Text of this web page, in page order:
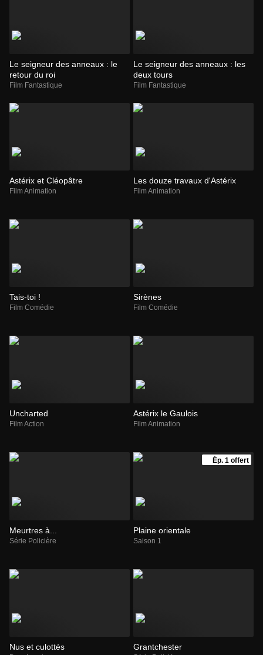
Le seigneur des anneaux : le
retour du roi
Film Fantastique
Le seigneur des anneaux : les
deux tours
Film Fantastique
Astérix et Cléopâtre
Film Animation
Les douze travaux d'Astérix
Film Animation
Tais-toi !
Film Comédie
Sirènes
Film Comédie
Uncharted
Film Action
Astérix le Gaulois
Film Animation
Meurtres à...
Série Policière
Ép. 1 offert
Plaine orientale
Saison 1
Nus et culottés Grantchester